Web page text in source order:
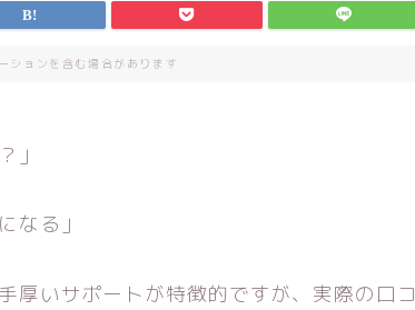
ションを含む場合があります
」
なる」
厚いサポートが特徴的ですが、実際の口コ